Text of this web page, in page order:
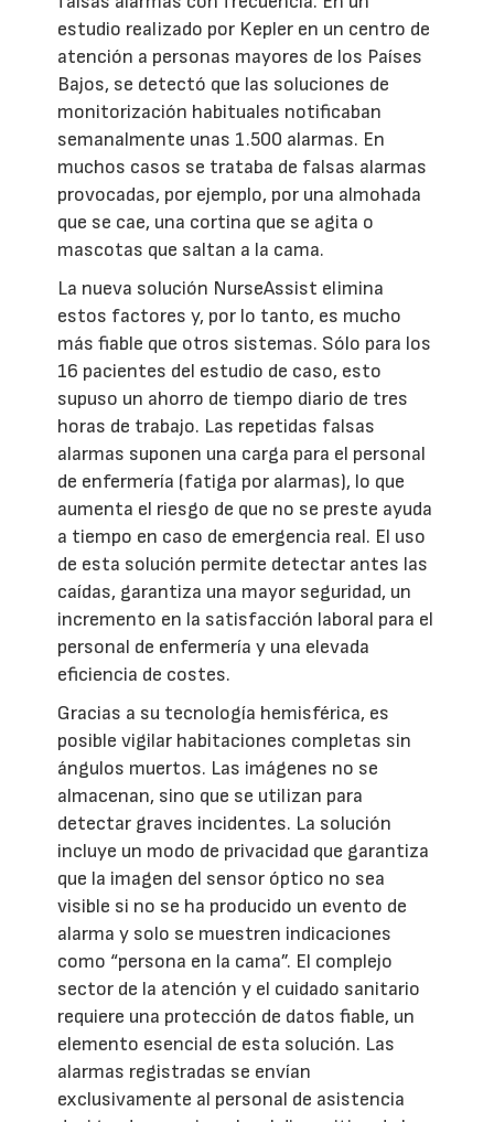
estudio realizado por Kepler en un centro de
atención a personas mayores de los Países
Bajos, se detectó que las soluciones de
monitorización habituales notificaban
semanalmente unas 1.500 alarmas. En
muchos casos se trataba de falsas alarmas
provocadas, por ejemplo, por una almohada
que se cae, una cortina que se agita o
mascotas que saltan a la cama.
La nueva solución NurseAssist elimina
estos factores y, por lo tanto, es mucho
más fiable que otros sistemas. Sólo para los
16 pacientes del estudio de caso, esto
supuso un ahorro de tiempo diario de tres
horas de trabajo. Las repetidas falsas
alarmas suponen una carga para el personal
de enfermería (fatiga por alarmas), lo que
aumenta el riesgo de que no se preste ayuda
a tiempo en caso de emergencia real. El uso
de esta solución permite detectar antes las
caídas, garantiza una mayor seguridad, un
incremento en la satisfacción laboral para el
personal de enfermería y una elevada
eficiencia de costes.
Gracias a su tecnología hemisférica, es
posible vigilar habitaciones completas sin
ángulos muertos. Las imágenes no se
almacenan, sino que se utilizan para
detectar graves incidentes. La solución
incluye un modo de privacidad que garantiza
que la imagen del sensor óptico no sea
visible si no se ha producido un evento de
alarma y solo se muestren indicaciones
como “persona en la cama”. El complejo
sector de la atención y el cuidado sanitario
requiere una protección de datos fiable, un
elemento esencial de esta solución. Las
alarmas registradas se envían
exclusivamente al personal de asistencia